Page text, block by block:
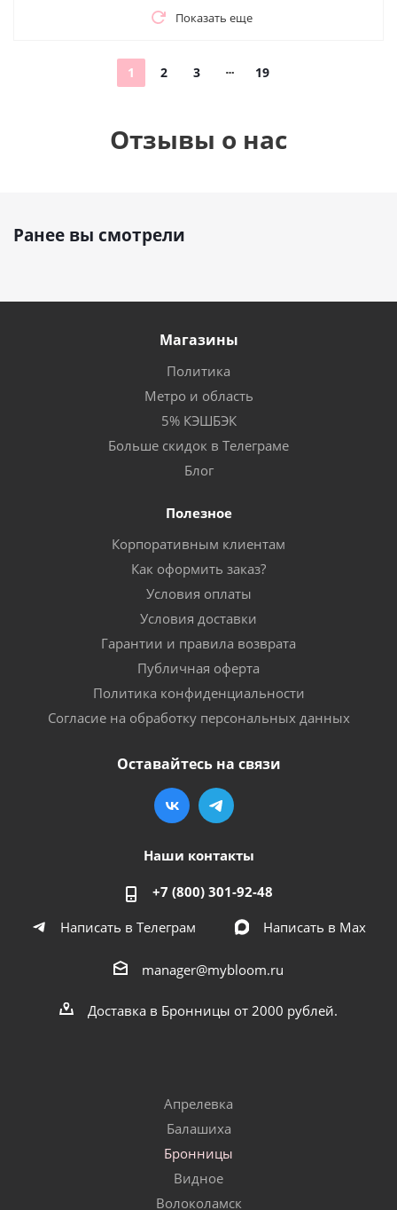
Показать еще
1 2 3 19
Отзывы о нас
Ранее вы смотрели
Магазины
Политика
Метро и область
5% КЭШБЭК
Больше скидок в Телеграме
Блог
Полезное
Корпоративным клиентам
Как оформить заказ?
Условия оплаты
Условия доставки
Гарантии и правила возврата
Публичная оферта
Политика конфиденциальности
Согласие на обработку персональных данных
Оставайтесь на связи
Наши контакты
+7 (800) 301-92-48
Написать в Телеграм
Написать в Мах
manager@mybloom.ru
Доставка в Бронницы от 2000 рублей.
Апрелевка
Балашиха
Бронницы
Видное
Волоколамск